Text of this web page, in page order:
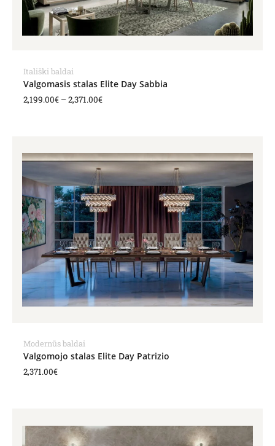
Itališki baldai
Valgomasis stalas Elite Day Sabbia
2,199.00€ –2,371.00€
Modernūs baldai
Valgomojo stalas Elite Day Patrizio
2,371.00€
2,199.00€
through